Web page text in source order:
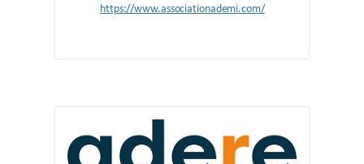
https://www.associationademi.com/